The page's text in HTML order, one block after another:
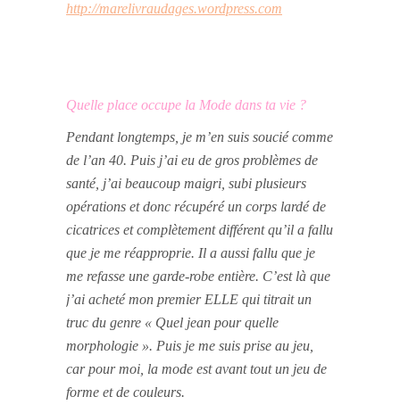
http://marelivraudages.wordpress.com
Quelle place occupe la Mode dans ta vie ?
Pendant longtemps, je m’en suis soucié comme
de l’an 40. Puis j’ai eu de gros problèmes de
santé, j’ai beaucoup maigri, subi plusieurs
opérations et donc récupéré un corps lardé de
cicatrices et complètement différent qu’il a fallu
que je me réapproprie. Il a aussi fallu que je
me refasse une garde-robe entière. C’est là que
j’ai acheté mon premier ELLE qui titrait un
truc du genre « Quel jean pour quelle
morphologie ». Puis je me suis prise au jeu,
car pour moi, la mode est avant tout un jeu de
forme et de couleurs.